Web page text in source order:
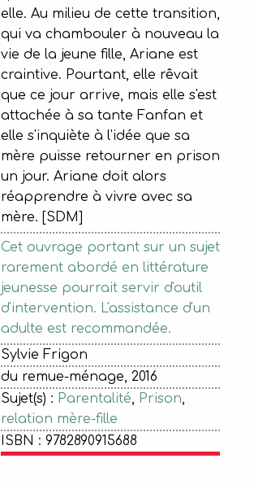
elle. Au milieu de cette transition,
qui va chambouler à nouveau la
vie de la jeune fille, Ariane est
craintive. Pourtant, elle rêvait
que ce jour arrive, mais elle s'est
attachée à sa tante Fanfan et
elle s'inquiète à l'idée que sa
mère puisse retourner en prison
un jour. Ariane doit alors
réapprendre à vivre avec sa
mère. [SDM]
Cet ouvrage portant sur un sujet
rarement abordé en littérature
jeunesse pourrait servir d'outil
d'intervention. L'assistance d'un
adulte est recommandée.
Sylvie Frigon
du remue-ménage, 2016
Sujet(s) : Parentalité, Prison,
relation mère-fille
ISBN : 9782890915688